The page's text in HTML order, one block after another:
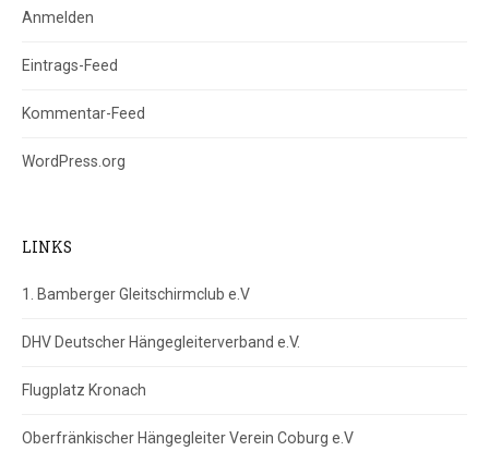
Anmelden
Eintrags-Feed
Kommentar-Feed
WordPress.org
LINKS
1. Bamberger Gleitschirmclub e.V
DHV Deutscher Hängegleiterverband e.V.
Flugplatz Kronach
Oberfränkischer Hängegleiter Verein Coburg e.V